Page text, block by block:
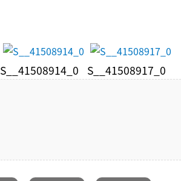
S__41508914_0 S__41508917_0